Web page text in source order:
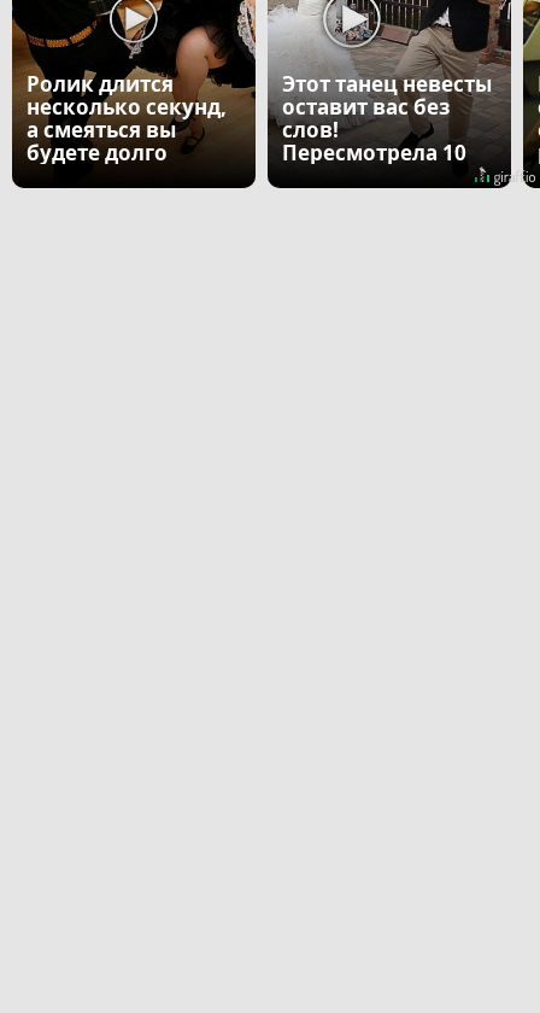
Ролик длится
несколько секунд,
а смеяться вы
будете долго
Этот танец невесты
оставит вас без
слов!
Пересмотрела 10